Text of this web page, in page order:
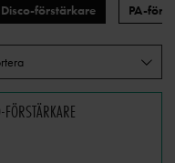
Disco-förstärkare PA-